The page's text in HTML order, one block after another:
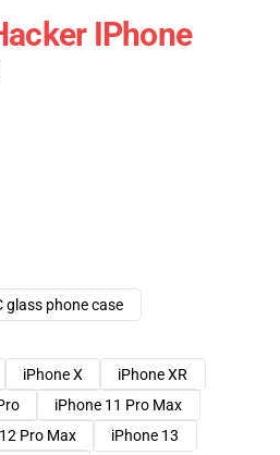
IPhone
glass phone case
iPhone X
iPhone XR
iPhone 11 Pro Max
Pro Max
iPhone 13